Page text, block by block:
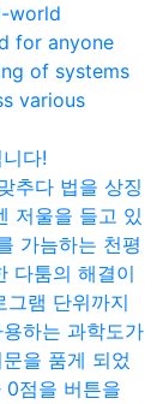
world
for anyone
of systems
various
다!
추다 법을 상징
저울을 들고 있
가늠하는 천평
다툼의 해결이
그램 단위까지
하는 과학도가
을 품게 되었
0점을 버튼을